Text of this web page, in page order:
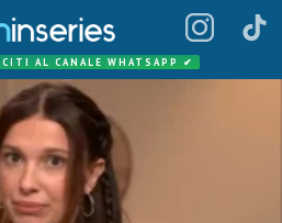
AL CANALE WHATSAPP ✔